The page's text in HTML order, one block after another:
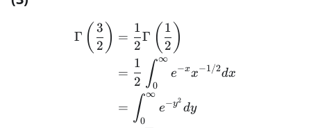
\begin{aligned}
Γ ( 2
3 ) =
2
1
Γ ( 2
1 )
=
2
1 ∫0
∞
e−xx−1/2dx
= ∫0
∞
e−y2
dy